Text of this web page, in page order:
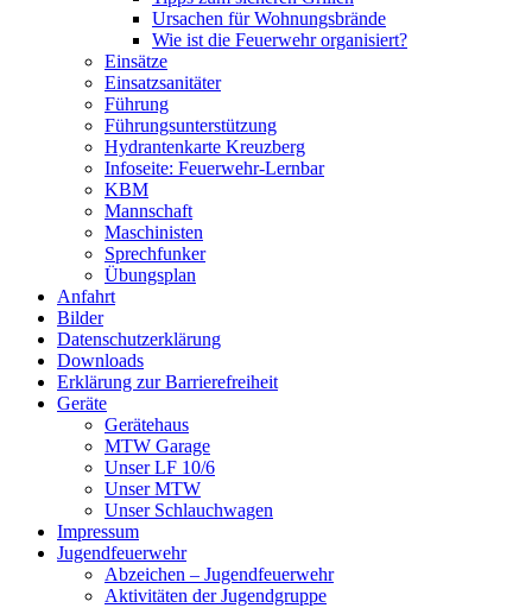
Ursachen für Wohnungsbrände
Wie ist die Feuerwehr organisiert?
Einsätze
Einsatzsanitäter
Führung
Führungsunterstützung
Hydrantenkarte Kreuzberg
Infoseite: Feuerwehr-Lernbar
KBM
Mannschaft
Maschinisten
Sprechfunker
Übungsplan
Anfahrt
Bilder
Datenschutzerklärung
Downloads
Erklärung zur Barriere­frei­heit
Geräte
Gerätehaus
MTW Garage
Unser LF 10/6
Unser MTW
Unser Schlauchwagen
Impressum
Jugendfeuerwehr
Abzeichen – Jugendfeuerwehr
Aktivitäten der Jugendgruppe